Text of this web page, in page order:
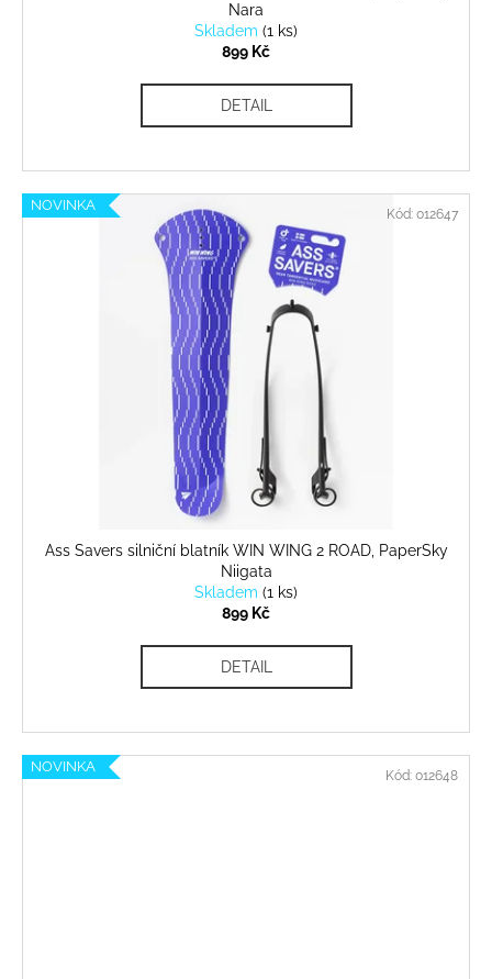
Nara
Skladem (1 ks)
899 Kč
DETAIL
NOVINKA
Ass Savers silniční blatník WIN WING 2 ROAD, PaperSky
Niigata
Skladem (1 ks)
899 Kč
DETAIL
Kód: 012647
NOVINKA
Kód: 012648